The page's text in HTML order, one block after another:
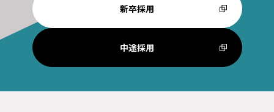
新卒採用
中途採用